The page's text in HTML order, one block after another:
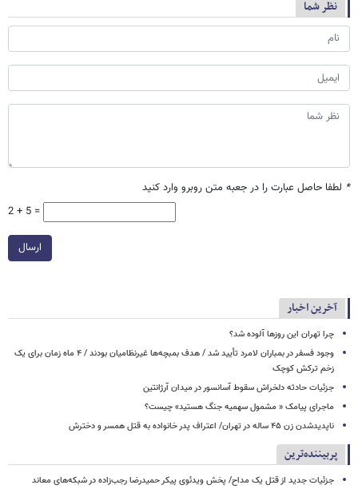
نظر شما
* لطفا حاصل عبارت را در جعبه متن روبرو وارد کنید
2 + 5 =
ارسال
آخرین اخبار
چرا تهران این روزها آلوده شد؟
وجود فسفر در بمباران لامرد تأیید شد / هدف بمبچه‌ها غیرنظامیان بودند / ۴ ماه زمان برای یک
زخم ترکش کوچک
جزئیات حادثه دلخراش سقوط آسانسور در میدان آرژانتین
ماجرای پیامک « مشمول سهمیه جنگ هستید» چیست؟
ناپدیدشدن زن ۴۵ ساله در تهران/ اعتراف پدر خانواده به قتل همسر و دخترش
پربیننده‌ترین
جزئیات جدید از قتل یک مداح/ پخش ویدئوی پیکر حمیدرضا رجب‌زاده در شبکه‌های معاند